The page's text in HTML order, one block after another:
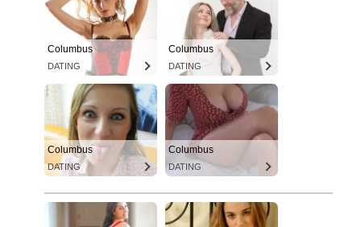
Columbus
DATING
Columbus
DATING
Columbus
DATING
Columbus
DATING